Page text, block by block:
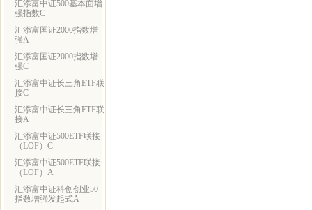
汇添富中证500基本面增
强指数C
汇添富国证2000指数增
强A
汇添富国证2000指数增
强C
汇添富中证长三角ETF联
接C
汇添富中证长三角ETF联
接A
汇添富中证500ETF联接
（LOF）C
汇添富中证500ETF联接
（LOF）A
汇添富中证科创创业50
指数增强发起式A